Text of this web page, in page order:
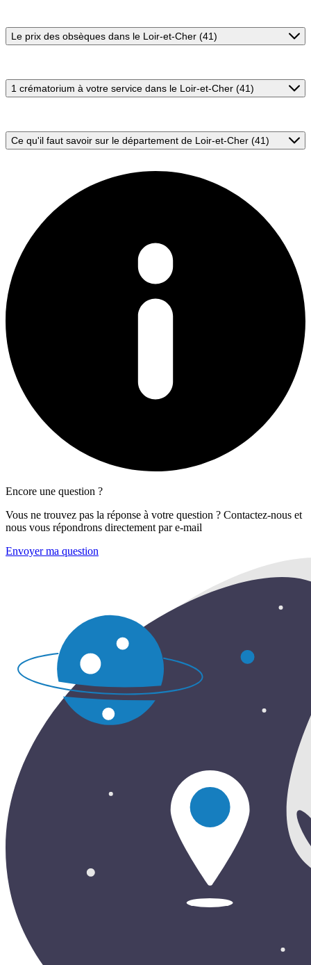
Le prix des obsèques dans le Loir-et-Cher (41)
1 crématorium à votre service dans le Loir-et-Cher (41)
Ce qu'il faut savoir sur le département de Loir-et-Cher (41)
Encore une question ?
Vous ne trouvez pas la réponse à votre question ? Contactez-nous et
nous vous répondrons directement par e-mail
Envoyer ma question